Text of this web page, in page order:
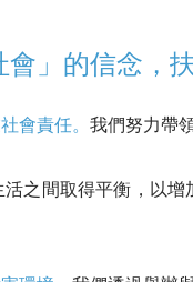
」的信念，
會責任。 我們努力帶
活之間取得平衡，以